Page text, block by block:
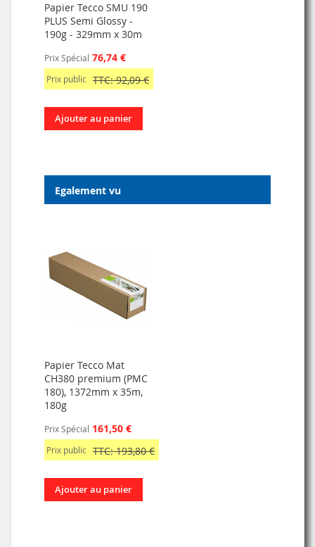
Papier Tecco SMU 190
PLUS Semi Glossy -
190g - 329mm x 30m
Prix Spécial 76,74 €
Prix public TTC: 92,09 €
Ajouter au panier
Egalement vu
Papier Tecco Mat
CH380 premium (PMC
180), 1372mm x 35m,
180g
Prix Spécial 161,50 €
Prix public TTC: 193,80 €
Ajouter au panier